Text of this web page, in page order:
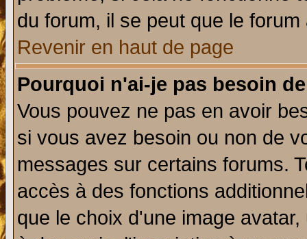
du forum, il se peut que le
Revenir en haut de page
Pourquoi n'ai-je pas besoin
Vous pouvez ne pas en avoir
si vous avez besoin ou non de
messages sur certains forums.
accès à des fonctions
que le choix d'une image